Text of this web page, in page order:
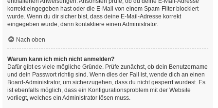
korrekt eingegeben hast oder die E-Mail von einem Spam-Filter blockiert
wurde. Wenn du dir sicher bist, dass deine E-Mail-Adresse korrekt
eingegeben wurde, dann kontaktiere einen Administrator.
Nach oben
Warum kann ich mich nicht anmelden?
Dafür gibt es viele mögliche Gründe. Prüfe zunächst, ob dein Benutzername
und dein Passwort richtig sind. Wenn dies der Fall ist, wende dich an einen
Board-Administrator, um sicherzugehen, dass du nicht gesperrt wurdest. Es
ist ebenfalls möglich, dass ein Konfigurationsproblem mit der Website
vorliegt, welches ein Administrator lösen muss.